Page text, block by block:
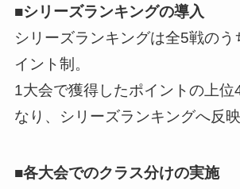
■シリーズランキングの導入
シリーズランキングは全5戦のう
イント制。
1大会で獲得したポイントの上位
なり、シリーズランキングへ反映
■各大会でのクラス分けの実施